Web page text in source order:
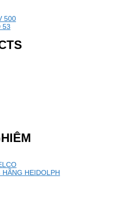
500
53
HEIDOLPH